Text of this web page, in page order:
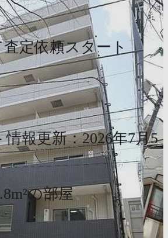
定依頼スタート
情報更新：2026年7月5
の部屋